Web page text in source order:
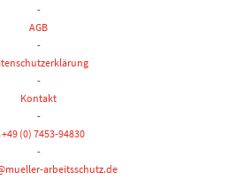
-
AGB
-
-
Kontakt
-
+49 (0) 7453-94830
-
arbeitsschutz.de